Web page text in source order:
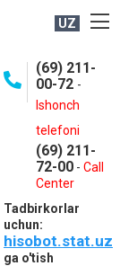
UZ
(69) 211-
00-72 -
Ishonch
telefoni
(69) 211-
72-00 - Call
Center
Tadbirkorlar
uchun:
hisobot.stat.uz
ga o'tish